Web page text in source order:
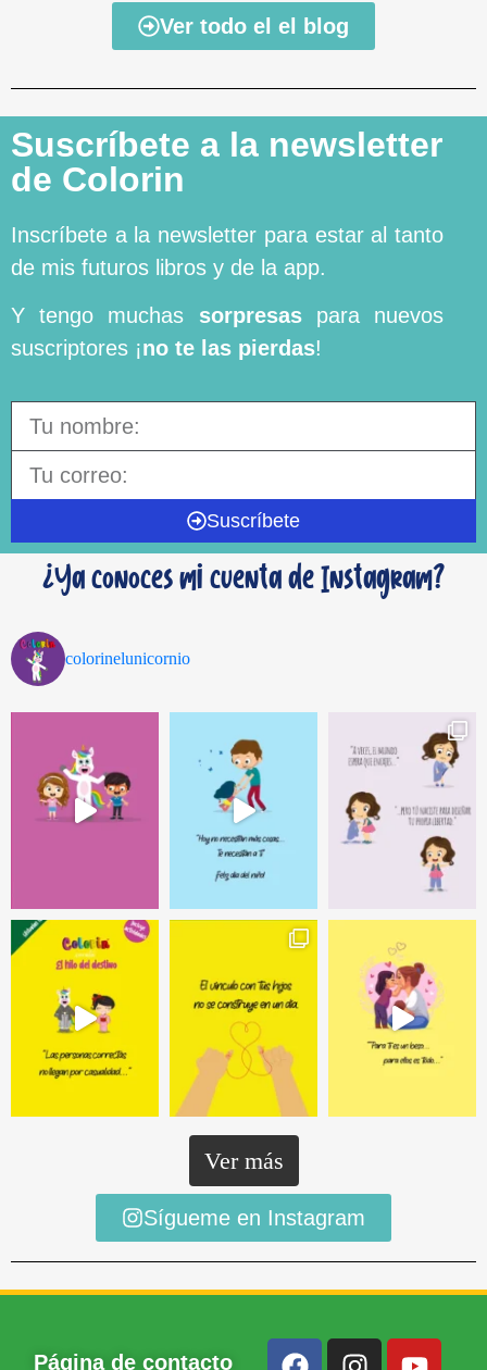
Ver todo el el blog
Suscríbete a la newsletter
de Colorin
Inscríbete a la newsletter para estar al tanto
de mis futuros libros y de la app.
Y tengo muchas sorpresaspara nuevos
suscriptores ¡no te las pierdas!
Suscríbete
¿Ya conoces mi cuenta de Instagram?
colorinelunicornio
Ver más
Sígueme en Instagram
Página de contacto